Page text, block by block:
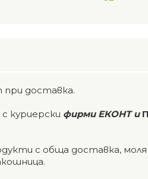
доставка.
куриерски фирми ЕКОНТ и
с обща доставка,